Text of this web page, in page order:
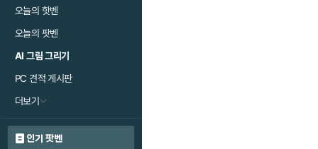
오늘의 핫벤
오늘의 팟벤
AI 그림 그리기
PC 견적 게시판
더보기
인기 팟벤